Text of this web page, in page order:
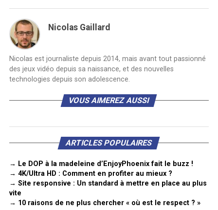
Nicolas Gaillard
Nicolas est journaliste depuis 2014, mais avant tout passionné
des jeux vidéo depuis sa naissance, et des nouvelles
technologies depuis son adolescence.
VOUS AIMEREZ AUSSI
ARTICLES POPULAIRES
→ Le DOP à la madeleine d’EnjoyPhoenix fait le buzz !
→ 4K/Ultra HD : Comment en profiter au mieux ?
→ Site responsive : Un standard à mettre en place au plus
vite
→ 10 raisons de ne plus chercher « où est le respect ? »